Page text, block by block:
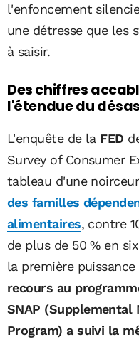
l'enfoncement
une détresse que les
à saisir.
Des chiffres
l'étendue du
L'enquête de la FED
Survey of Consumer
tableau d'une
des familles
alimentaires, contre
de plus de 50 % en
la première
recours au
SNAP
Program) a suivi la